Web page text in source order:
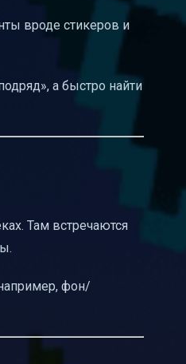
вроде стикеров и
а быстро найти
Там встречаются
фон/